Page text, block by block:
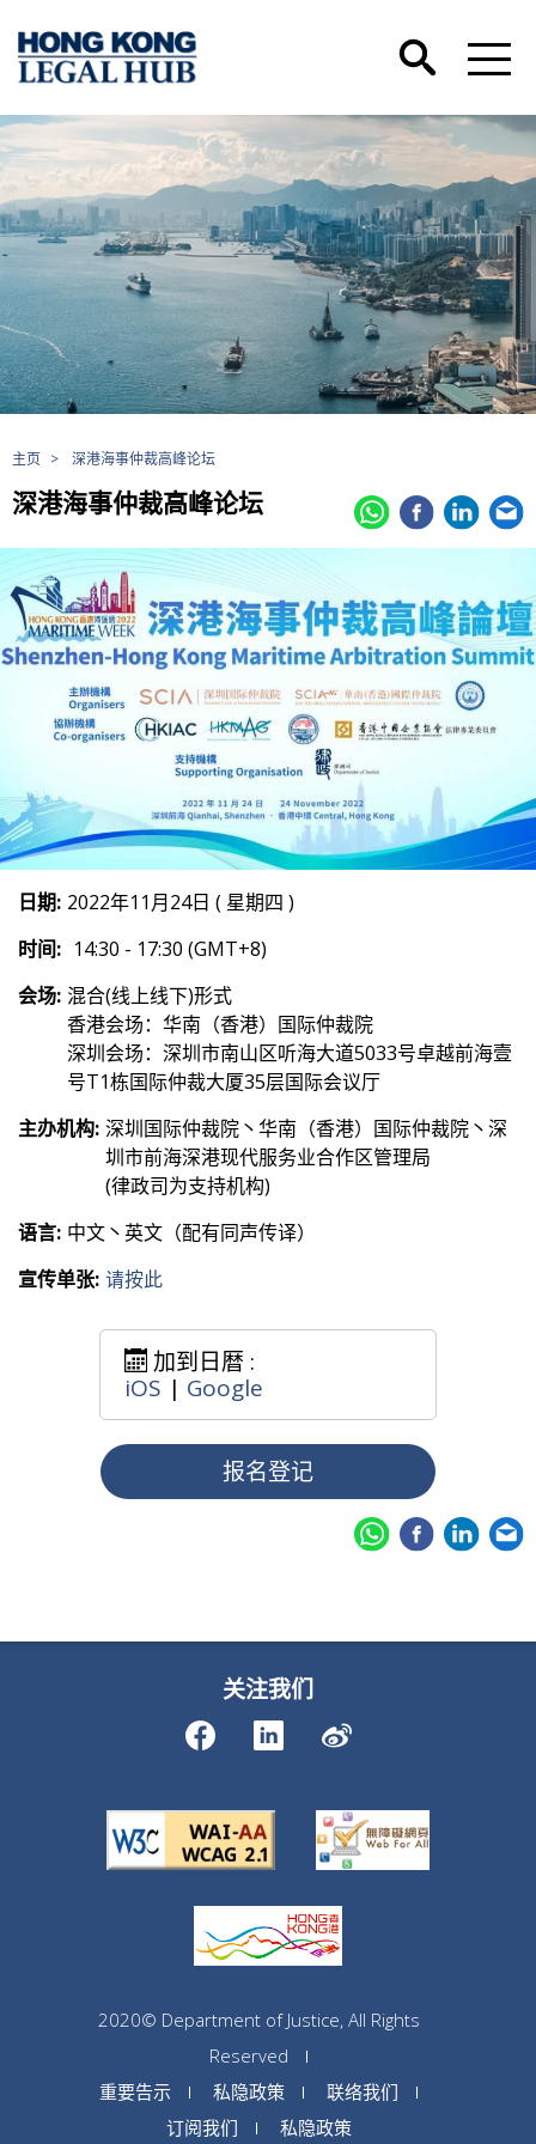
主页 > 深港海事仲裁高峰论坛
深港海事仲裁高峰论坛
日期: 2022年11月24日 ( 星期四 )
时间: 14:30 - 17:30 (GMT+8)
会场: 混合(线上线下)形式
香港会场：华南（香港）国际仲裁院
深圳会场：深圳市南山区听海大道5033号卓越前海壹
号T1栋国际仲裁大厦35层国际会议厅
主办机构: 深圳国际仲裁院丶华南（香港）国际仲裁院丶深
圳市前海深港现代服务业合作区管理局
(律政司为支持机构)
语言: 中文丶英文（配有同声传译）
宣传单张: 请按此
加到日暦 :
iOS | Google
报名登记
关注我们
2020© Department of Justice, All Rights
Reserved
重要告示
私隐政策
联络我们
订阅我们
私隐政策